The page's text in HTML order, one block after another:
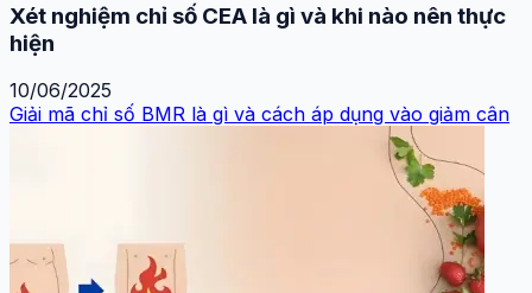
Xét nghiệm chỉ số CEA là gì và khi nào nên thực
hiện
10/06/2025
Giải mã chỉ số BMR là gì và cách áp dụng vào giảm cân